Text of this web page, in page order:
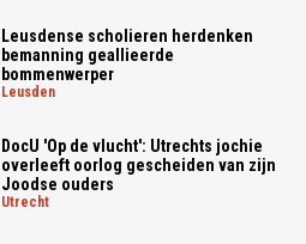
Leusdense scholieren herdenken
bemanning geallieerde
bommenwerper
leusden
DocU 'Op de vlucht': Utrechts jochie
overleeft oorlog gescheiden van zijn
Joodse ouders
utrecht